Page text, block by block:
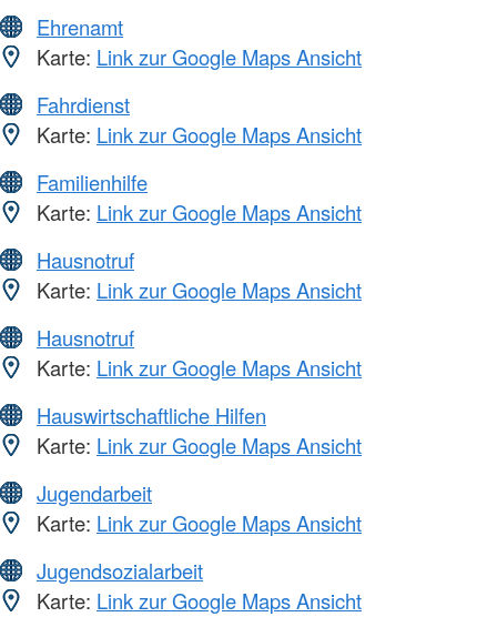
Ehrenamt
Karte: Link zur Google Maps Ansicht
Fahrdienst
Karte: Link zur Google Maps Ansicht
Familienhilfe
Karte: Link zur Google Maps Ansicht
Hausnotruf
Karte: Link zur Google Maps Ansicht
Hausnotruf
Karte: Link zur Google Maps Ansicht
Hauswirtschaftliche Hilfen
Karte: Link zur Google Maps Ansicht
Jugendarbeit
Karte: Link zur Google Maps Ansicht
Jugendsozialarbeit
Karte: Link zur Google Maps Ansicht